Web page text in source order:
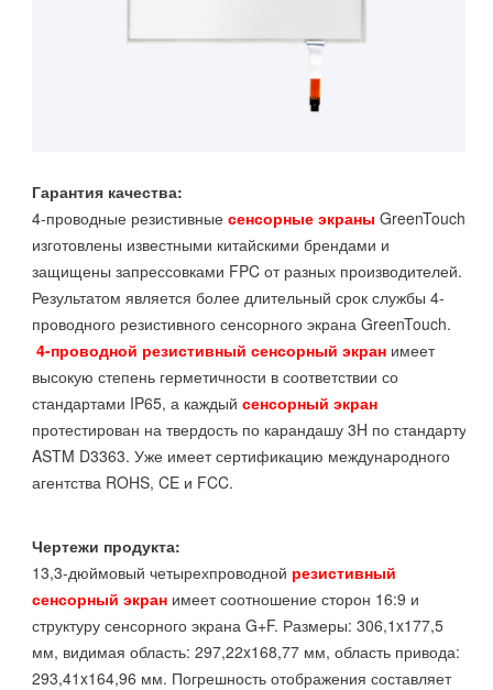
Гарантия качества:
4-проводные резистивные сенсорные экраны GreenTouch
изготовлены известными китайскими брендами и
защищены запрессовками FPC от разных производителей.
Результатом является более длительный срок службы 4-
проводного резистивного сенсорного экрана GreenTouch.
4-проводной резистивный сенсорный экранимеет
высокую степень герметичности в соответствии со
стандартами IP65, а каждый сенсорный экран
протестирован на твердость по карандашу 3H по стандарту
ASTM D3363. Уже имеет сертификацию международного
агентства ROHS, CE и FCC.
Чертежи продукта:
13,3-дюймовый четырехпроводной резистивный
сенсорный экранимеет соотношение сторон 16:9 и
структуру сенсорного экрана G+F. Размеры: 306,1x177,5
мм, видимая область: 297,22x168,77 мм, область привода:
293,41x164,96 мм. Погрешность отображения составляет